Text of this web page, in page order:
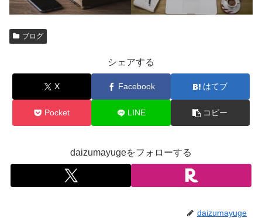
ブログ
シェアする
X Facebook はてブ
Pocket LINE コピー
daizumayugeをフォローする
daizumayuge